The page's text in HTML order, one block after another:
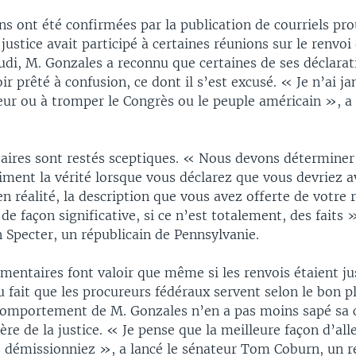
ont été confirmées par la publication de courriels
avait participé à certaines réunions sur le renvoi
M. Gonzales a reconnu que certaines de ses
prêté à confusion, ce dont il s’est excusé. « Je n’ai
ou à tromper le Congrès ou le peuple américain »,
sont restés sceptiques. « Nous devons
la vérité lorsque vous déclarez que vous devriez
réalité, la description que vous avez offerte de votre
façon significative, si ce n’est totalement, des faits
Specter, un républicain de Pennsylvanie.
font valoir que même si les renvois étaient
fait que les procureurs fédéraux servent selon le bon
de M. Gonzales n’en a pas moins sapé
de la justice. « Je pense que la meilleure façon
démissionniez », a lancé le sénateur Tom Coburn, un